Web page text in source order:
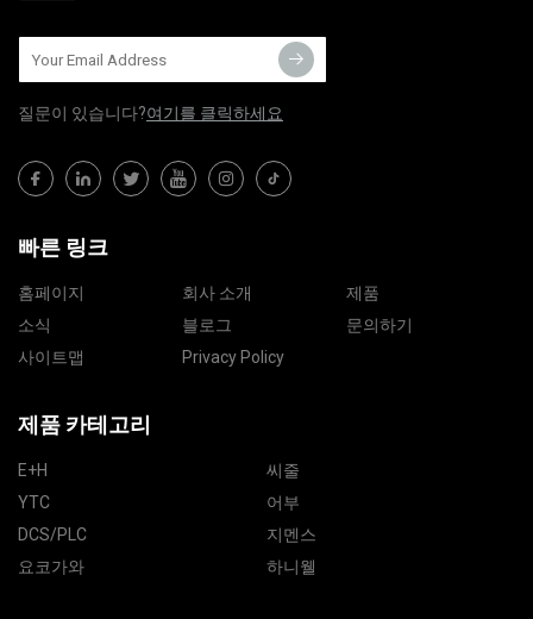
질문이 있습니다?여기를 클릭하세요
빠른 링크
홈페이지 회사 소개
제품
소식
블로그
문의하기
사이트맵
Privacy Policy
제품 카테고리
E+H
씨줄
YTC
어부
DCS/PLC
지멘스
요코가와
하니웰